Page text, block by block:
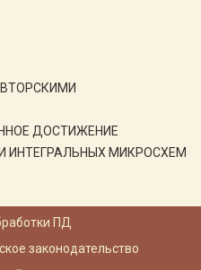
ДОСТИЖЕНИЕ
ИНТЕГРАЛЬНЫХ МИКРОСХЕМ
ПД
законодательство